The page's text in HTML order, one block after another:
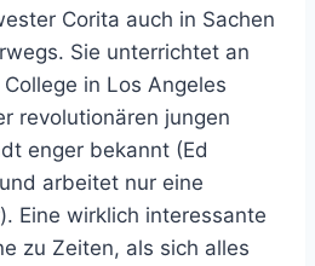
Corita auch in Sachen
Sie unterrichtet an
in Los Angeles
revolutionären jungen
enger bekannt (Ed
arbeitet nur eine
Eine wirklich interessante
zu Zeiten, als sich alles